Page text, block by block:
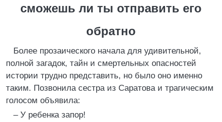
сможешь ли ты отправить его
обратно
Более прозаического начала для удивительной,
полной загадок, тайн и смертельных опасностей
истории трудно представить, но было оно именно
таким. Позвонила сестра из Саратова и трагическим
голосом объявила:
– У ребенка запор!